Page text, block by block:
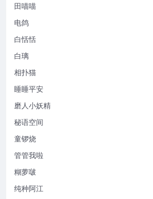
田喵喵
电鸽
白恬恬
白璃
相扑猫
睡睡平安
磨人小妖精
秘语空间
童锣烧
管管我啦
糊萝啵
纯种阿江